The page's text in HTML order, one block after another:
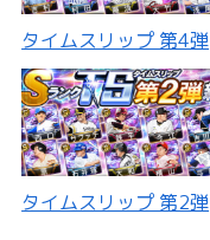
タイムスリップ 第4弾
タイムスリップ 第2弾